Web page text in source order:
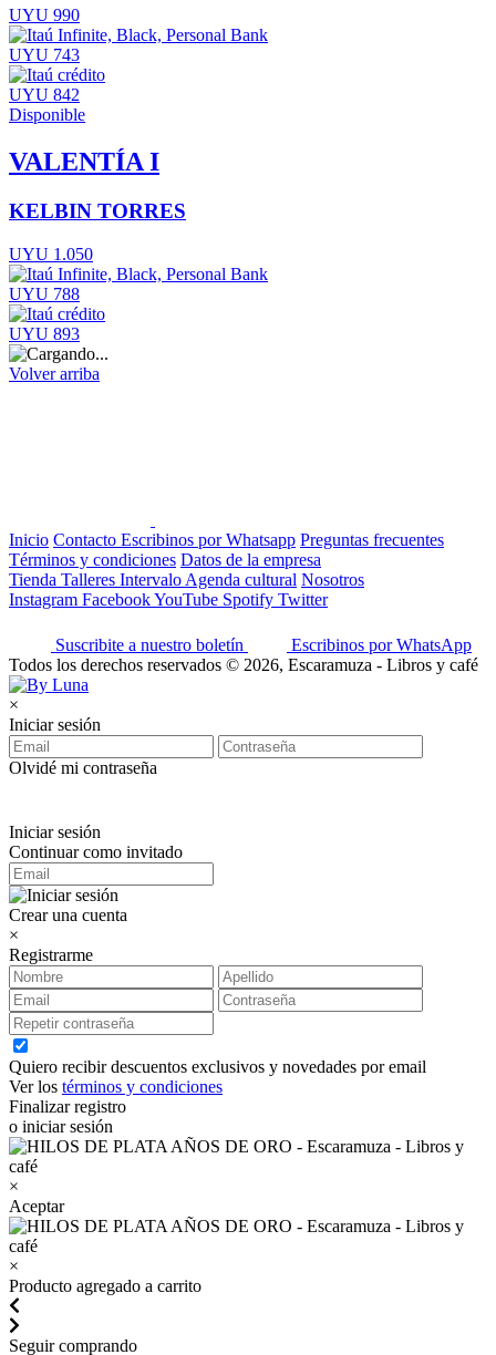
UYU 990
UYU 743
UYU 842
Disponible
VALENTÍA I
KELBIN TORRES
UYU 1.050
UYU 788
UYU 893
Volver arriba
Inicio Contacto Escribinos por Whatsapp Preguntas frecuentes
Términos y condiciones Datos de la empresa
Tienda Talleres Intervalo Agenda cultural Nosotros
Instagram FacebookYouTube Spotify Twitter
Suscribite a nuestro boletín
Escribinos por WhatsApp
Todos los derechos reservados © 2026, Escaramuza - Libros y café
×
Iniciar sesión
Olvidé mi contraseña
Iniciar sesión
Continuar como invitado
Crear una cuenta
×
Registrarme
Quiero recibir descuentos exclusivos y novedades por email
Ver los términos y condiciones
Finalizar registro
o iniciar sesión
×
Aceptar
×
Producto agregado a carrito
Seguir comprando